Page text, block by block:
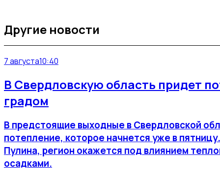
Другие новости
7 августа10:40
В Свердловскую область придет
градом
В предстоящие выходные в Свердловской
потепление, которое начнется уже в
Пулина, регион окажется под влиянием
осадками.